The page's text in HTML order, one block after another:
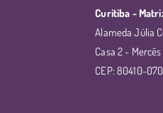
Curitiba -
Alameda Júlia
Casa 2 -
CEP: 80410-070